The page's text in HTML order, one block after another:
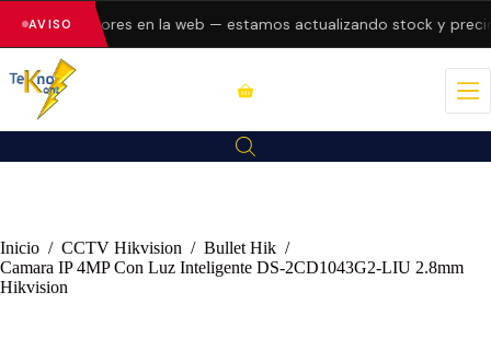
AVISOerrores en la web — estamos actualizando stock y
Inicio / CCTV Hikvision / Bullet Hik /
Camara IP 4MP Con Luz Inteligente DS-2CD1043G2-LIU 2.8mm
Hikvision